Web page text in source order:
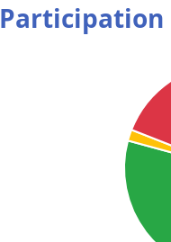
Participation